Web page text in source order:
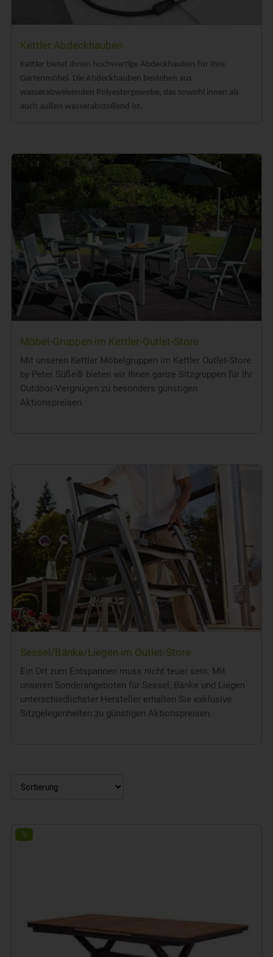
Kettler Abdeckhauben
Kettler bietet Ihnen hochwertige Abdeckhauben für Ihre
Gartenmöbel. Die Abdeckhauben bestehen aus
wasserabweisenden Polyestergewebe, das sowohl innen als
auch außen wasserabstoßend ist.
Möbel-Gruppen im Kettler-Outlet-Store
Mit unseren Kettler Möbelgruppen im Kettler Outlet-Store
by Peter Süße® bieten wir Ihnen ganze Sitzgruppen für Ihr
Outdoor-Vergnügen zu besonders günstigen
Aktionspreisen.
Sessel/Bänke/Liegen im Outlet-Store
Ein Ort zum Entspannen muss nicht teuer sein. Mit
unseren Sonderangeboten für Sessel, Bänke und Liegen
unterschiedlichster Hersteller erhalten Sie exklusive
Sitzgelegenheiten zu günstigen Aktionspreisen.
%